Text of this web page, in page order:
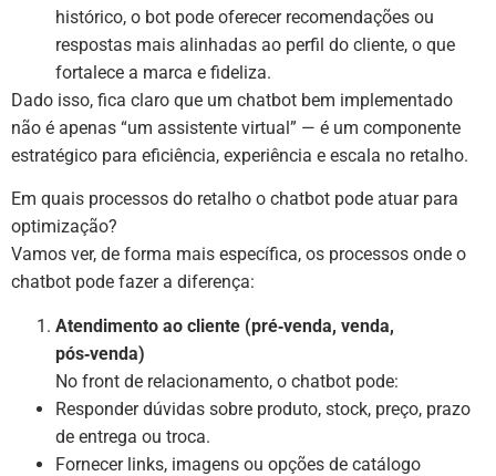
histórico, o bot pode oferecer recomendações ou
respostas mais alinhadas ao perfil do cliente, o que
fortalece a marca e fideliza.
Dado isso, fica claro que um chatbot bem implementado
não é apenas “um assistente virtual” — é um componente
estratégico para eficiência, experiência e escala no retalho.
Em quais processos do retalho o chatbot pode atuar para
optimização?
Vamos ver, de forma mais específica, os processos onde o
chatbot pode fazer a diferença:
Atendimento ao cliente (pré‑venda, venda,
pós‑venda)
No front de relacionamento, o chatbot pode:
Responder dúvidas sobre produto, stock, preço, prazo
de entrega ou troca.
Fornecer links, imagens ou opções de catálogo